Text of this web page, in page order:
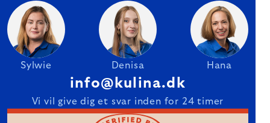
Sylwie Denisa Hana
info@kulina.dk
Vi vil give dig et svar inden for 24 timer